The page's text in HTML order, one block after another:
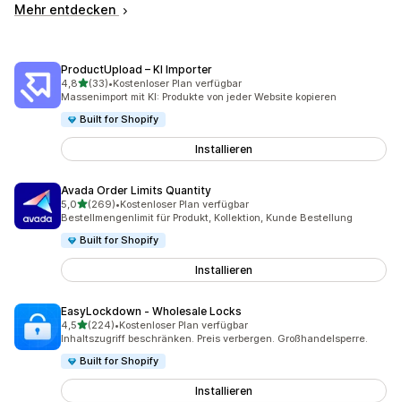
Mehr entdecken
ProductUpload – KI Importer
4,8von 5 Sternen
(33)
33 Rezensionen insgesamt
•Kostenloser Plan verfügbar
Massenimport mit KI: Produkte von jeder Website kopieren
Built for Shopify
Installieren
Avada Order Limits Quantity
5,0von 5 Sternen
(269)
269 Rezensionen insgesamt
•Kostenloser Plan verfügbar
Bestellmengenlimit für Produkt, Kollektion, Kunde Bestellung
Built for Shopify
Installieren
EasyLockdown ‑ Wholesale Locks
4,5von 5 Sternen
(224)
224 Rezensionen insgesamt
•Kostenloser Plan verfügbar
Inhaltszugriff beschränken. Preis verbergen. Großhandelsperre.
Built for Shopify
Installieren